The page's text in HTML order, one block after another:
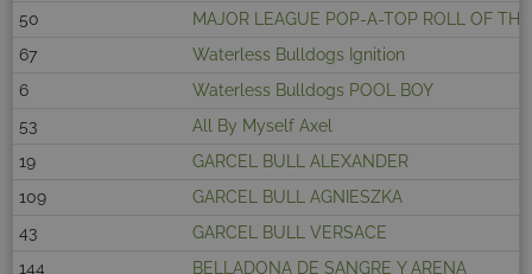
50
MAJOR LEAGUE POP-A-TOP ROLL OF
67
Waterless Bulldogs Ignition
6
Waterless Bulldogs POOL BOY
53
All By Myself Axel
19
GARCEL BULL ALEXANDER
109
GARCEL BULL AGNIESZKA
43
GARCEL BULL VERSACE
144
BELLADONA DE SANGRE Y ARENA